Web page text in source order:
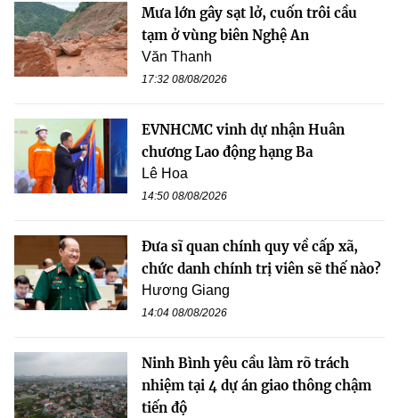
Mưa lớn gây sạt lở, cuốn trôi cầu
tạm ở vùng biên Nghệ An
Văn Thanh
17:32 08/08/2026
EVNHCMC vinh dự nhận Huân
chương Lao động hạng Ba
Lê Hoa
14:50 08/08/2026
Đưa sĩ quan chính quy về cấp xã,
chức danh chính trị viên sẽ thế nào?
Hương Giang
14:04 08/08/2026
Ninh Bình yêu cầu làm rõ trách
nhiệm tại 4 dự án giao thông chậm
tiến độ